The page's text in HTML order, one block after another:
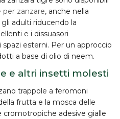
per zanzare, anche nella
adulti riducendo la
e i dissuasori
esterni. Per un approccio
a base di olio di neem.
e altri insetti molesti
trappole a feromoni
frutta e la mosca delle
cromotropiche adesive gialle